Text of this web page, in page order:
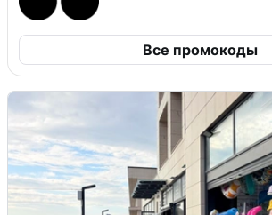
Все промокоды